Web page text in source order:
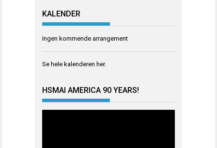
KALENDER
Ingen kommende arrangement
Se hele kalenderen her.
HSMAI AMERICA 90 YEARS!